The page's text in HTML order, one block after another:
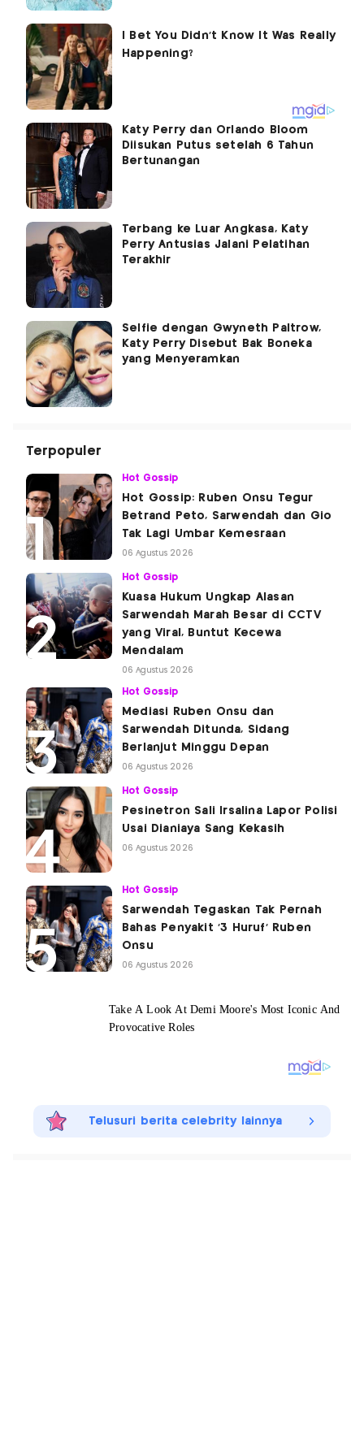
Katy Perry dan Orlando Bloom
Diisukan Putus setelah 6 Tahun
Bertunangan
Terbang ke Luar Angkasa, Katy
Perry Antusias Jalani Pelatihan
Terakhir
Selfie dengan Gwyneth Paltrow,
Katy Perry Disebut Bak Boneka
yang Menyeramkan
Terpopuler
Hot Gossip
Hot Gossip: Ruben Onsu Tegur
Betrand Peto, Sarwendah dan Gio
Tak Lagi Umbar Kemesraan
06 Agustus 2026
Hot Gossip
Kuasa Hukum Ungkap Alasan
Sarwendah Marah Besar di CCTV
yang Viral, Buntut Kecewa
Mendalam
06 Agustus 2026
Hot Gossip
Mediasi Ruben Onsu dan
Sarwendah Ditunda, Sidang
Berlanjut Minggu Depan
06 Agustus 2026
Hot Gossip
Pesinetron Sali Irsalina Lapor Polisi
Usai Dianiaya Sang Kekasih
06 Agustus 2026
Hot Gossip
Sarwendah Tegaskan Tak Pernah
Bahas Penyakit '3 Huruf' Ruben
Onsu
06 Agustus 2026
Telusuri berita celebrity lainnya